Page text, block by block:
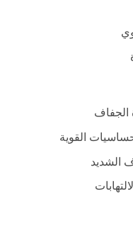
الجفاف
القوية
الشديد